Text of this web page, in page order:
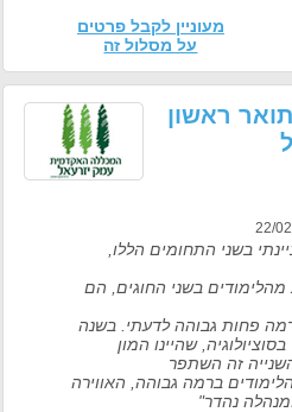
מעוניין לקבל פרטים
על מסלול זה
תואר ראשון
בשני התחומים הללו,
מהלימודים בשני החוגים, הם
פחות גבוהה לדעתי. בשנה
שהיינו המון
זה השתפר
ברמה גבוהה, האווירה
נהדר"